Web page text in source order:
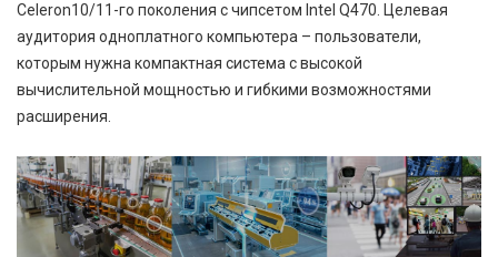
Celeron10/11-го поколения с чипсетом Intel Q470. Целевая
аудитория одноплатного компьютера – пользователи,
которым нужна компактная система с высокой
вычислительной мощностью и гибкими возможностями
расширения.